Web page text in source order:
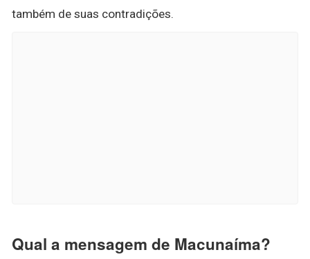
também de suas contradições.
Qual a mensagem de Macunaíma?